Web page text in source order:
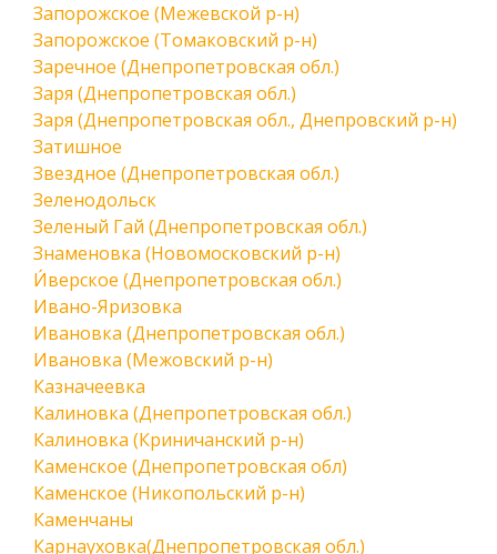
Запорожское (Межевской р-н)
Запорожское (Томаковский р-н)
Заречное (Днепропетровская обл.)
Заря (Днепропетровская обл.)
Заря (Днепропетровская обл., Днепровский р-н)
Затишное
Звездное (Днепропетровская обл.)
Зеленодольск
Зеленый Гай (Днепропетровская обл.)
Знаменовка (Новомосковский р-н)
И́верское (Днепропетровская обл.)
Ивано-Яризовка
Ивановка (Днепропетровская обл.)
Ивановка (Межовский р-н)
Казначеевка
Калиновка (Днепропетровская обл.)
Калиновка (Криничанский р-н)
Каменское (Днепропетровская обл)
Каменское (Никопольский р-н)
Каменчаны
Карнауховка(Днепропетровская обл.)